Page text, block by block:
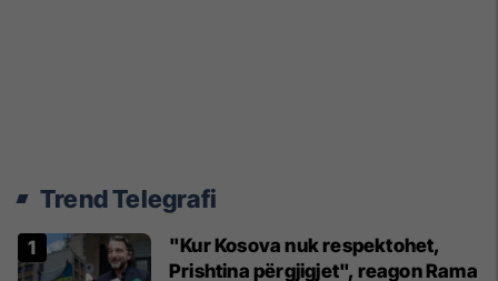
Trend Telegrafi
"Kur Kosova nuk respektohet,
Prishtina përgjigjet", reagon Rama